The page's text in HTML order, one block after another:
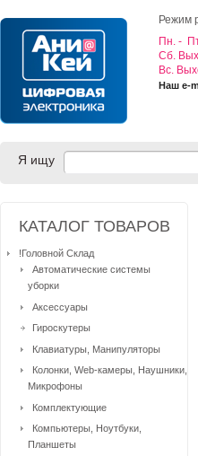
Режим
Пн. -
Cб.
Вс.
Наш e-
Я ищу
КАТАЛОГ ТОВАРОВ
!Головной Склад
Автоматические системы
уборки
Аксессуары
Гироскутеры
Клавиатуры, Манипуляторы
Колонки, Web-камеры, Наушники,
Микрофоны
Комплектующие
Компьютеры, Ноутбуки,
Планшеты